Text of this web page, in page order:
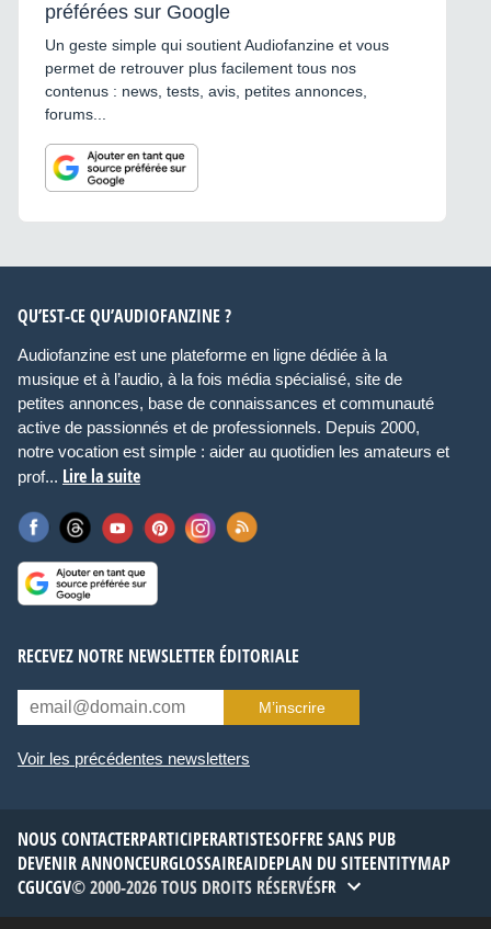
préférées sur Google
Un geste simple qui soutient Audiofanzine et vous
permet de retrouver plus facilement tous nos
contenus : news, tests, avis, petites annonces,
forums...
QU’EST-CE QU’AUDIOFANZINE ?
Audiofanzine est une plateforme en ligne dédiée à la
musique et à l’audio, à la fois média spécialisé, site de
petites annonces, base de connaissances et communauté
active de passionnés et de professionnels. Depuis 2000,
notre vocation est simple : aider au quotidien les amateurs et
prof... Lire la suite
RECEVEZ NOTRE NEWSLETTER ÉDITORIALE
M’inscrire
Voir les précédentes newsletters
NOUS CONTACTERPARTICIPERARTISTESOFFRE SANS PUB
DEVENIR ANNONCEURGLOSSAIREAIDEPLAN DU SITEENTITYMAP
CGUCGV© 2000-2026 TOUS DROITS RÉSERVÉSFR